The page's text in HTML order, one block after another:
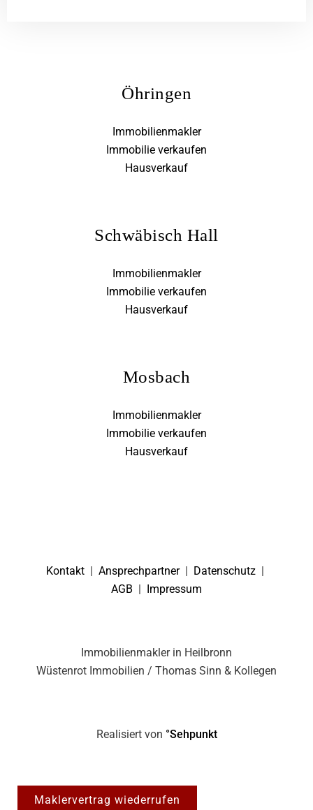
Öhringen
Immobilienmakler
Immobilie verkaufen
Hausverkauf
Schwäbisch Hall
Immobilienmakler
Immobilie verkaufen
Hausverkauf
Mosbach
Immobilienmakler
Immobilie verkaufen
Hausverkauf
Kontakt Ansprechpartner| Datenschutz
AGB
Impressum
Immobilienmakler in Heilbronn
Wüstenrot Immobilien / Thomas Sinn & Kollegen
Realisiert von °Sehpunkt
Maklervertrag wiederrufen